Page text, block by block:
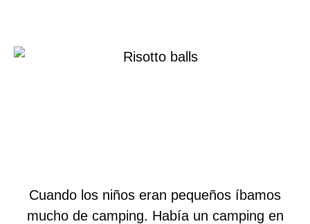
Cuando los niños eran pequeños íbamos
mucho de camping. Había un camping en